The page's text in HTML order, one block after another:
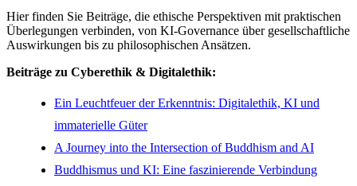
Hier finden Sie Beiträge, die ethische Perspektiven mit praktischen
Überlegungen verbinden, von KI-Governance über gesellschaftliche
Auswirkungen bis zu philosophischen Ansätzen.
Beiträge zu Cyberethik & Digitalethik:
Ein Leuchtfeuer der Erkenntnis: Digitalethik, KI und
immaterielle Güter
A Journey into the Intersection of Buddhism and AI
Buddhismus und KI: Eine faszinierende Verbindung